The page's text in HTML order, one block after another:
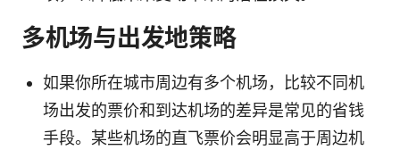
多机场与出发地策略
如果你所在城市周边有多个机场，比较不同机
场出发的票价和到达机场的差异是常见的省钱
手段。某些机场的直飞票价会明显高于周边机